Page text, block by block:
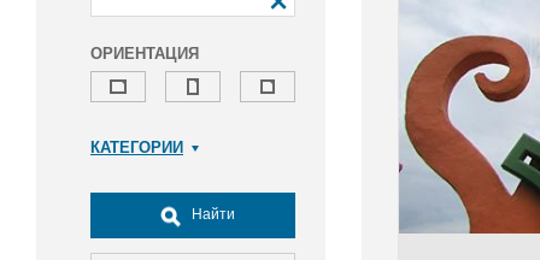
ОРИЕНТАЦИЯ
КАТЕГОРИИ
Досуг, туризм и отдых
Культура
Найти